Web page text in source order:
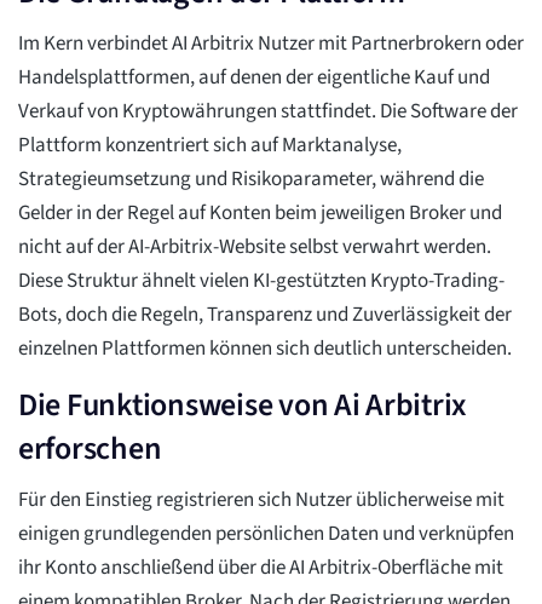
Im Kern verbindet AI Arbitrix Nutzer mit Partnerbrokern oder
Handelsplattformen, auf denen der eigentliche Kauf und
Verkauf von Kryptowährungen stattfindet. Die Software der
Plattform konzentriert sich auf Marktanalyse,
Strategieumsetzung und Risikoparameter, während die
Gelder in der Regel auf Konten beim jeweiligen Broker und
nicht auf der AI-Arbitrix-Website selbst verwahrt werden.
Diese Struktur ähnelt vielen KI-gestützten Krypto-Trading-
Bots, doch die Regeln, Transparenz und Zuverlässigkeit der
einzelnen Plattformen können sich deutlich unterscheiden.
Die Funktionsweise von Ai Arbitrix
erforschen
Für den Einstieg registrieren sich Nutzer üblicherweise mit
einigen grundlegenden persönlichen Daten und verknüpfen
ihr Konto anschließend über die AI Arbitrix-Oberfläche mit